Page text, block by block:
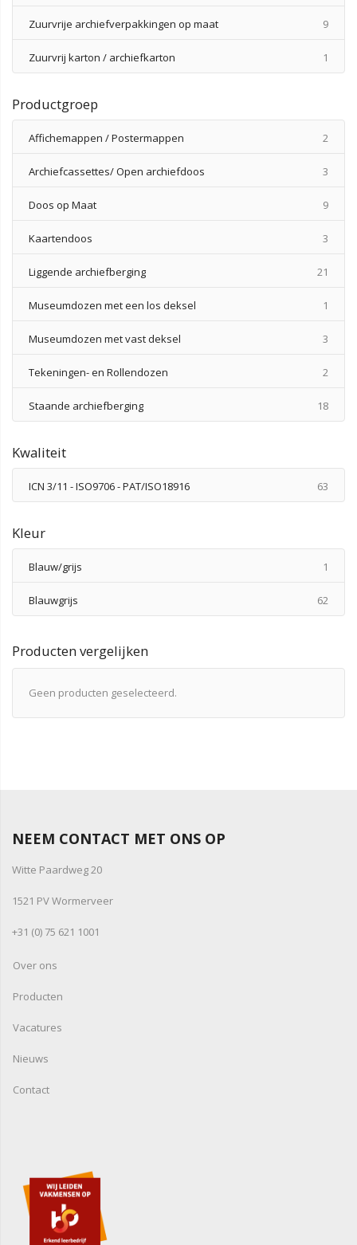
Zuurvrije archiefverpakkingen op maat 9
Zuurvrij karton / archiefkarton 1
Productgroep
Affichemappen / Postermappen 2
Archiefcassettes/ Open archiefdoos 3
Doos op Maat 9
Kaartendoos 3
Liggende archiefberging 21
Museumdozen met een los deksel 1
Museumdozen met vast deksel 3
Tekeningen- en Rollendozen 2
Staande archiefberging 18
Kwaliteit
ICN 3/11 - ISO9706 - PAT/ISO18916 63
Kleur
Blauw/grijs 1
Blauwgrijs 62
Producten vergelijken
Geen producten geselecteerd.
NEEM CONTACT MET ONS OP
Witte Paardweg 20
1521 PV Wormerveer
+31 (0) 75 621 1001
Over ons
Producten
Vacatures
Nieuws
Contact